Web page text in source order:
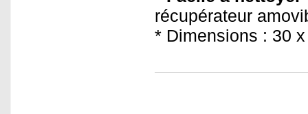
récupérateur
* Dimensions : 30